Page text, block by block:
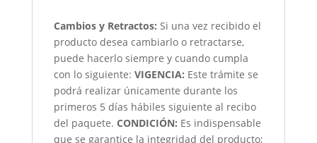
Cambios y Retractos: Si una vez recibido el
producto desea cambiarlo o retractarse,
puede hacerlo siempre y cuando cumpla
con lo siguiente: VIGENCIA: Este trámite se
podrá realizar únicamente durante los
primeros 5 días hábiles siguiente al recibo
del paquete. CONDICIÓN: Es indispensable
que se garantice la integridad del producto;